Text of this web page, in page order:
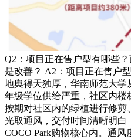
Q2：项目正在售户型有哪些
是改善？ A2：项目正在售户
地舆得天独厚，华南师范大
年级学位供给严重，社区内
按期对社区内的绿植进行修
光取通风，交付时间清晰明
COCO Park购物核心内。通